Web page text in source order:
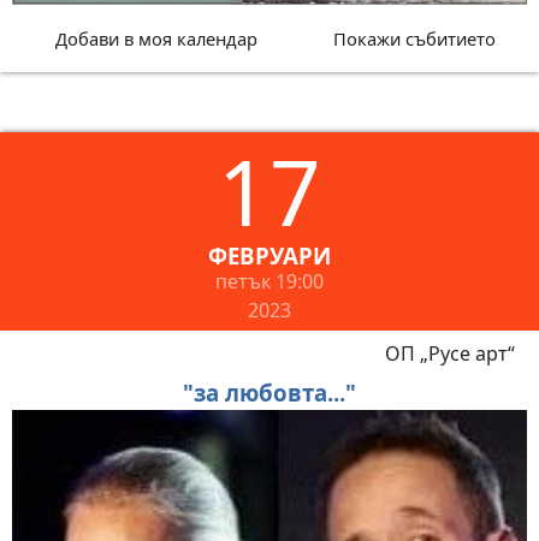
Добави в моя календар Покажи събитието
17
ФЕВРУАРИ
петък 19:00
2023
ОП „Русе арт“
"за любовта..."